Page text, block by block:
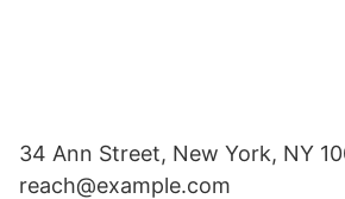
34 Ann Street, New York, NY
reach@example.com